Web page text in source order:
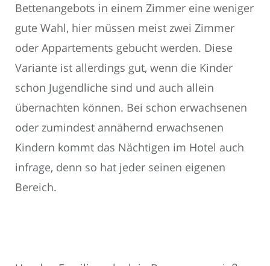
Bettenangebots in einem Zimmer eine weniger
gute Wahl, hier müssen meist zwei Zimmer
oder Appartements gebucht werden. Diese
Variante ist allerdings gut, wenn die Kinder
schon Jugendliche sind und auch allein
übernachten können. Bei schon erwachsenen
oder zumindest annähernd erwachsenen
Kindern kommt das Nächtigen im Hotel auch
infrage, denn so hat jeder seinen eigenen
Bereich.